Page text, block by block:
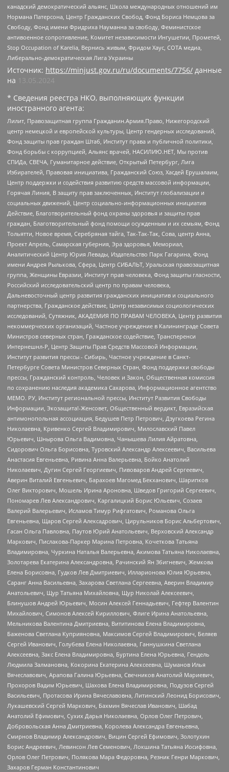
канадский демократический альянс, Школа международных отношений им
Нормана Патерсона, Центр Гражданских Свобод, Фонд Бориса Немцова за
Свободу, Фонд имени Фридриха Науманна за свободу, Феминистское
антивоенное сопротивление, Комитет независимости Ингушетии, Прометей,
Stop Occupation of Karelia, Вернись живым, Фридом Хаус, СОТА медиа,
Либерально-демократическая Лига Украины
Источник: https://minjust.gov.ru/ru/documents/7756/ данные
на
13.05.2024
* Сведения реестра НКО, выполняющих функции
иностранного агента:
Лилит, Правозащитная группа Гражданин.Армия.Право, Нижегородский
центр немецкой и европейской культуры, Центр гендерных исследований,
Фонд защиты прав граждан Штаб, Институт права и публичной политики,
Фонд борьбы с коррупцией, Альянс врачей, НАСИЛИЮ.НЕТ, Мы против
СПИДа, СВЕЧА, Гуманитарное действие, Открытый Петербург, Лига
Избирателей, Правовая инициатива, Гражданский Союз, Хасдей Ерушалаим,
Центр поддержки и содействия развитию средств массовой информации,
Горячая Линия, В защиту прав заключенных, Институт глобализации и
социальных движений, Центр социально-информационных инициатив
Действие, Благотворительный фонд охраны здоровья и защиты прав
граждан, Благотворительный фонд помощи осужденным и их семьям, Фонд
Тольятти, Новое время, Серебряная тайга, Так-Так-Так, Сова, центр Анна,
Проект Апрель, Самарская губерния, Эра здоровья, Мемориал,
Аналитический Центр Юрия Левады, Издательство Парк Гагарина, Фонд
имени Андрея Рылькова, Сфера, Центр СИБАЛЬТ, Уральская правозащитная
группа, Женщины Евразии, Институт прав человека, Фонд защиты гласности,
Российский исследовательский центр по правам человека,
Дальневосточный центр развития гражданских инициатив и социального
партнерства, Гражданское действие, Центр независимых социологических
исследований, Сутяжник, АКАДЕМИЯ ПО ПРАВАМ ЧЕЛОВЕКА, Центр развития
некоммерческих организаций, Частное учреждение в Калининграде Совета
Министров северных стран, Гражданское содействие, Трансперенси
Интернешнл-Р, Центр Защиты Прав Средств Массовой Информации,
Институт развития прессы - Сибирь, Частное учреждение в Санкт-
Петербурге Совета Министров Северных Стран, Фонд поддержки свободы
прессы, Гражданский контроль, Человек и Закон, Общественная комиссия
по сохранению наследия академика Сахарова, Информационное агентство
МЕМО. РУ, Институт региональной прессы, Институт Развития Свободы
Информации, Экозащита!-Женсовет, Общественный вердикт, Евразийская
антимонопольная ассоциация, Бедушев Петр Петрович, Дзугкоева Регина
Николаевна, Кривенко Сергей Владимирович, Милославский Павел
Юрьевич, Шнырова Ольга Вадимовна, Чанышева Лилия Айратовна,
Сидорович Ольга Борисовна, Туровский Александр Алексеевич, Васильева
Анастасия Евгеньевна, Ривина Анна Валерьевна, Бойко Анатолий
Николаевич, Дугин Сергей Георгиевич, Пивоваров Андрей Сергеевич,
Аверин Виталий Евгеньевич, Барахоев Магомед Бекханович, Шарипков
Олег Викторович, Мошель Ирина Ароновна, Шведов Григорий Сергеевич,
Пономарев Лев Александрович, Каргалицкий Борис Юльевич, Созаев
Валерий Валерьевич, Исламов Тимур Рифгатович, Романова Ольга
Евгеньевна, Щаров Сергей Алексадрович, Цирульников Борис Альбертович,
Гасан Ольга Павловна, Паутов Юрий Анатольевич, Верховский Александр
Маркович, Пислакова-Паркер Марина Петровна, Кочеткова Татьяна
Владимировна, Чуркина Наталья Валерьевна, Акимова Татьяна Николаевна,
Золотарева Екатерина Александровна, Рачинский Ян Збигневич, Жемкова
Елена Борисовна, Гудков Лев Дмитриевич, Илларионова Юлия Юрьевна,
Саранг Анна Васильевна, Захарова Светлана Сергеевна, Аверин Владимир
Анатольевич, Щур Татьяна Михайловна, Щур Николай Алексеевич,
Блинушов Андрей Юрьевич, Мосин Алексей Геннадьевич, Гефтер Валентин
Михайлович, Симонов Алексей Кириллович, Флиге Ирина Анатольевна,
Мельникова Валентина Дмитриевна, Вититинова Елена Владимировна,
Баженова Светлана Куприяновна, Максимов Сергей Владимирович, Беляев
Сергей Иванович, Голубева Елена Николаевна, Ганнушкина Светлана
Алексеевна, Закс Елена Владимировна, Буртина Елена Юрьевна, Гендель
Людмила Залмановна, Кокорина Екатерина Алексеевна, Шуманов Илья
Вячеславович, Арапова Галина Юрьевна, Свечников Анатолий Мариевич,
Прохоров Вадим Юрьевич, Шахова Елена Владимировна, Подузов Сергей
Васильевич, Протасова Ирина Вячеславовна, Литинский Леонид Борисович,
Лукашевский Сергей Маркович, Бахмин Вячеслав Иванович, Шабад
Анатолий Ефимович, Сухих Дарья Николаевна, Орлов Олег Петрович,
Добровольская Анна Дмитриевна, Королева Александра Евгеньевна,
Смирнов Владимир Александрович, Вицин Сергей Ефимович, Золотухин
Борис Андреевич, Левинсон Лев Семенович, Локшина Татьяна Иосифовна,
Орлов Олег Петрович, Полякова Мара Федоровна, Резник Генри Маркович,
Захаров Герман Константинович